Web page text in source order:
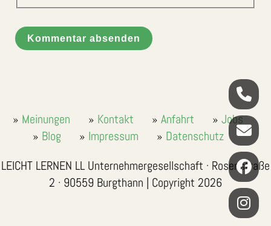
Kommentar absenden
Meinungen Kontakt Anfahrt
Jobs
Blog
Impressum
Datenschutz
LEICHT LERNEN LL Unternehmergesellschaft · Rosenstraße
2 · 90559 Burgthann | Copyright 2026